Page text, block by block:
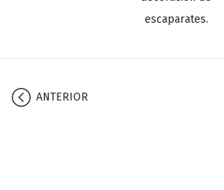
ANTERIOR